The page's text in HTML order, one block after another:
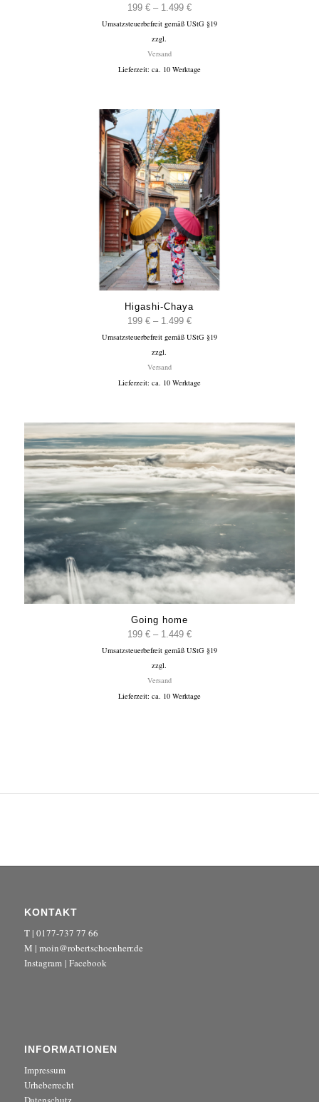
199 € – 1.499 €Preisspanne:
199 €
Umsatzsteuerbefreit gemäß UStG §19
zzgl.
Versand
Lieferzeit: ca. 10 Werktage
Higashi-Chaya
199 € – 1.499 €Preisspanne:
199 €
Umsatzsteuerbefreit gemäß UStG §19
zzgl.
Versand
Lieferzeit: ca. 10 Werktage
Going home
199 € – 1.449 €Preisspanne:
199 €
Umsatzsteuerbefreit gemäß UStG §19
zzgl.
Versand
Lieferzeit: ca. 10 Werktage
KONTAKT
T | 0177-737 77 66
M | moin@robertschoenherr.de
Instagram| Facebook
INFORMATIONEN
Impressum
Urheberrecht